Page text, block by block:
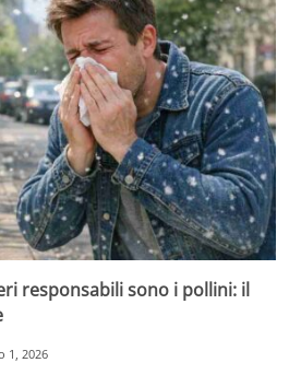
responsabili sono i pollini: il
1, 2026